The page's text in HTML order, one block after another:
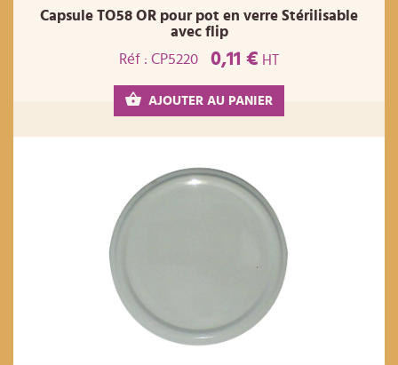
Capsule TO58 OR pour pot en verre Stérilisable
avec flip
Réf : CP5220
0,11 € HT
AJOUTER AU PANIER